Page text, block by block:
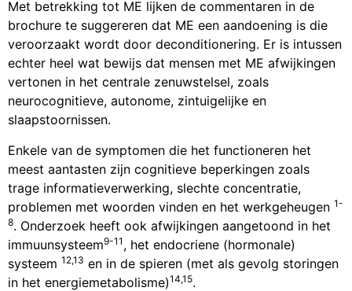
Met betrekking tot ME lijken de commentaren in de
brochure te suggereren dat ME een aandoening is die
veroorzaakt wordt door deconditionering. Er is intussen
echter heel wat bewijs dat mensen met ME afwijkingen
vertonen in het centrale zenuwstelsel, zoals
neurocognitieve, autonome, zintuigelijke en
slaapstoornissen.
Enkele van de symptomen die het functioneren het
meest aantasten zijn cognitieve beperkingen zoals
trage informatieverwerking, slechte concentratie,
problemen met woorden vinden en het werkgeheugen 1-
8. Onderzoek heeft ook afwijkingen aangetoond in het
immuunsysteem9-11 , het endocriene (hormonale)
systeem 12,13 en in de spieren (met als gevolg storingen
in het energiemetabolisme)14,15.